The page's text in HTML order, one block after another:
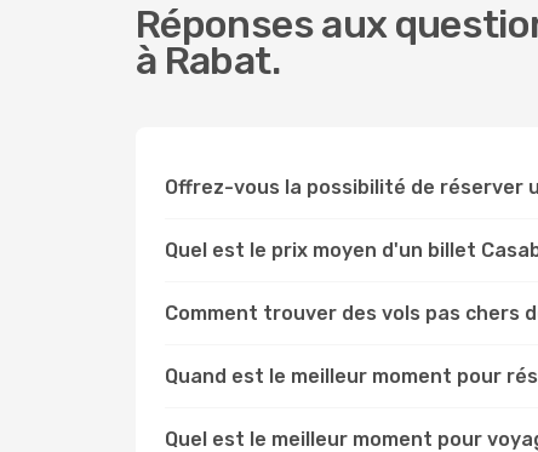
Réponses aux
à Rabat.
Offrez-vous la possibilité de réserver
Quel est le prix moyen d'un billet
Comment trouver des vols pas chers
Quand est le meilleur moment pour
Quel est le meilleur moment pour